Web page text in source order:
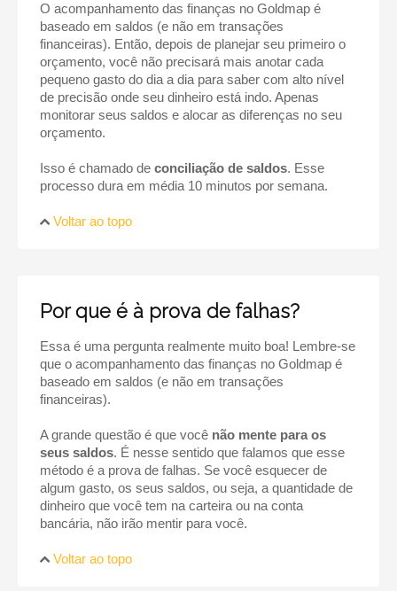
O acompanhamento das finanças no Goldmap é
baseado em saldos (e não em transações
financeiras). Então, depois de planejar seu primeiro o
orçamento, você não precisará mais anotar cada
pequeno gasto do dia a dia para saber com alto nível
de precisão onde seu dinheiro está indo. Apenas
monitorar seus saldos e alocar as diferenças no seu
orçamento.
Isso é chamado de conciliação de saldos. Esse
processo dura em média 10 minutos por semana.
Voltar ao topo
Por que é à prova de falhas?
Essa é uma pergunta realmente muito boa! Lembre-se
que o acompanhamento das finanças no Goldmap é
baseado em saldos (e não em transações
financeiras).
A grande questão é que você não mente para os
seus saldos. É nesse sentido que falamos que esse
método é a prova de falhas. Se você esquecer de
algum gasto, os seus saldos, ou seja, a quantidade de
dinheiro que você tem na carteira ou na conta
bancária, não irão mentir para você.
Voltar ao topo